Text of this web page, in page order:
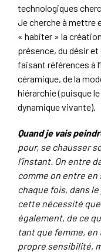
technologiques
Je cherche à mettre
« habiter » la
présence, du désir et
faisant références à
céramique, de la
hiérarchie (puisque
dynamique vivante).
Quand je vais
pour, se chausser
l’instant. On entre
comme on entre en
chaque fois, dans le
cette nécessité
également, de ce
tant que femme, en
propre sensibilité,